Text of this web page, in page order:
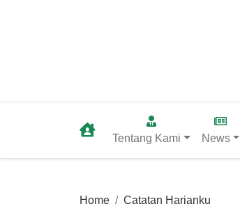
Tentang Kami News
Home Catatan Harianku